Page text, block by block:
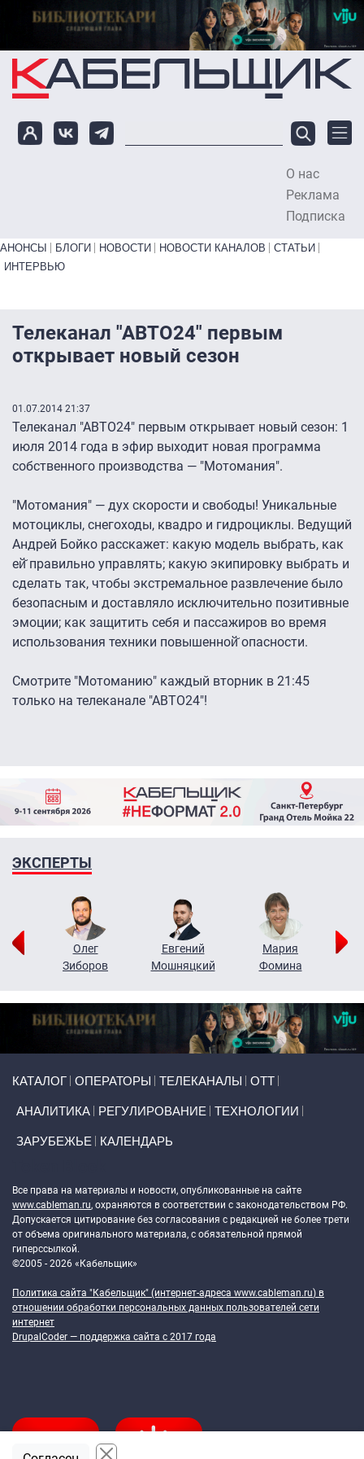
Перейти к основному содержанию
О нас
Реклама
Подписка
Primary links bottom
АНОНСЫ БЛОГИ НОВОСТИ НОВОСТИ КАНАЛОВ
СТАТЬИ
ИНТЕРВЬЮ
Телеканал "АВТО24" первым
открывает новый сезон
01.07.2014 21:37
Телеканал "АВТО24" первым открывает новый сезон: 1
июля 2014 года в эфир выходит новая программа
собственного производства — "Мотомания".
"Мотомания" — дух скорости и свободы! Уникальные
мотоциклы, снегоходы, квадро и гидроциклы. Ведущий
Андрей Бойко расскажет: какую модель выбрать, как
ей̆ правильно управлять; какую экипировку выбрать и
сделать так, чтобы экстремальное развлечение было
безопасным и доставляло исключительно позитивные
эмоции; как защитить себя и пассажиров во время
использования техники повышенной̆ опасности.
Смотрите "Мотоманию" каждый вторник в 21:45
только на телеканале "АВТО24"!
ЭКСПЕРТЫ
Олег
Зиборов
Евгений
Мошняцкий
Мария
Фомина
КАТАЛОГ ОПЕРАТОРЫ ТЕЛЕКАНАЛЫ ОТТ
АНАЛИТИКА РЕГУЛИРОВАНИЕ ТЕХНОЛОГИИ
ЗАРУБЕЖЬЕ КАЛЕНДАРЬ
Все права на материалы и новости, опубликованные на сайте
www.cableman.ru, охраняются в соответствии с законодательством РФ.
Допускается цитирование без согласования с редакцией не более трети
от объема оригинального материала, с обязательной прямой
гиперссылкой.
©2005 - 2026 «Кабельщик»
Политика сайта "Кабельщик" (интернет-адреса www.cableman.ru) в
отношении обработки персональных данных пользователей сети
интернет
DrupalCoder — поддержка сайта c 2017 года